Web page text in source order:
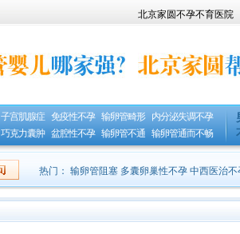
北京家圆不孕不育医院
子宫肌腺症
巧克力囊肿
免疫性不孕
盆腔性不孕
输卵管畸形
输卵管不通
内分泌失调不孕
输卵管通而不畅
热门： 输卵管阻塞 多囊卵巢性不孕 中西医治不